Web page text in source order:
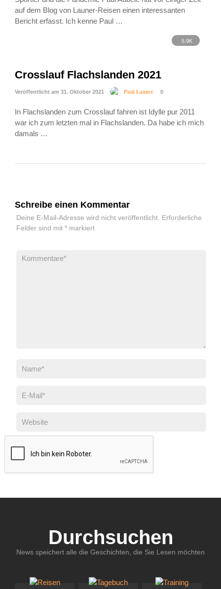
auf dem Blog von Launer-Reisen einen interessanten
Bericht erfasst. Ich kenne Paul …
5.9K
Crosslauf Flachslanden 2021
Veröffentlicht am 31. Oktober 2021 Paul Launer 0
In Flachslanden zum Crosslauf fahren ist Idylle pur 2011
war ich zum letzten mal in Flachslanden. Da habe ich mich
damals …
Schreibe einen Kommentar
Deine E-Mail-Adresse wird nicht veröffentlicht. Erforderliche
Felder sind mit *markiert
Durchsuchen
News speichert alle die Geschichten, die Sie Lesen möchten